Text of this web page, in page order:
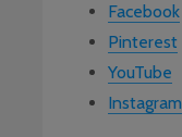
Facebook
Pinterest
YouTube
Instagram